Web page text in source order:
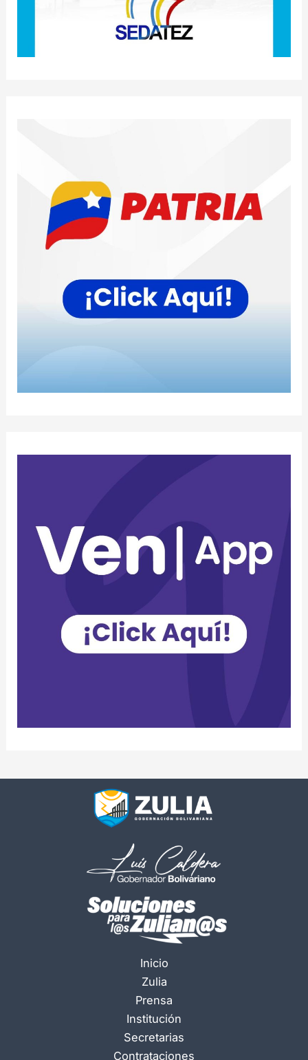
Inicio
Zulia
Prensa
Institución
Secretarias
Contrataciones